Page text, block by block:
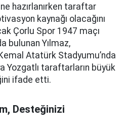
hazırlanırken taraftar
kaynağı olacağını
Çorlu Spor 1947 maçı
bulunan Yılmaz,
Atatürk Stadyumu’nda
Yozgatlı taraftarların büyük
ifade etti.
Desteğinizi